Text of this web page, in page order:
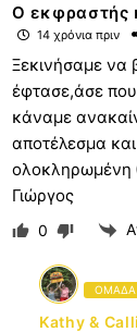
Ο εκφραστής
14 χρόνια πριν
Ξεκινήσαμε να
έφτασε,άσε
κάναμε
αποτέλεσμα
ολοκληρωμένη
Γιώργος
0
ΟΜΑΔΑ
Kathy &